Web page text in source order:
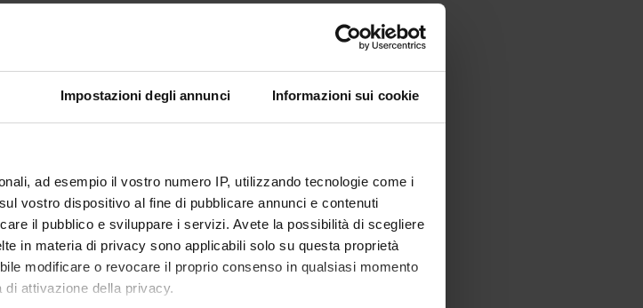
Impostazioni degli annunci Informazioni sui cookie
ad esempio il vostro numero IP, utilizzando tecnologie come i
vostro dispositivo al fine di pubblicare annunci e contenuti
il pubblico e sviluppare i servizi. Avete la possibilità di scegliere
in materia di privacy sono applicabili solo su questa proprietà
modificare o revocare il proprio consenso in qualsiasi momento
attivazione della privacy.